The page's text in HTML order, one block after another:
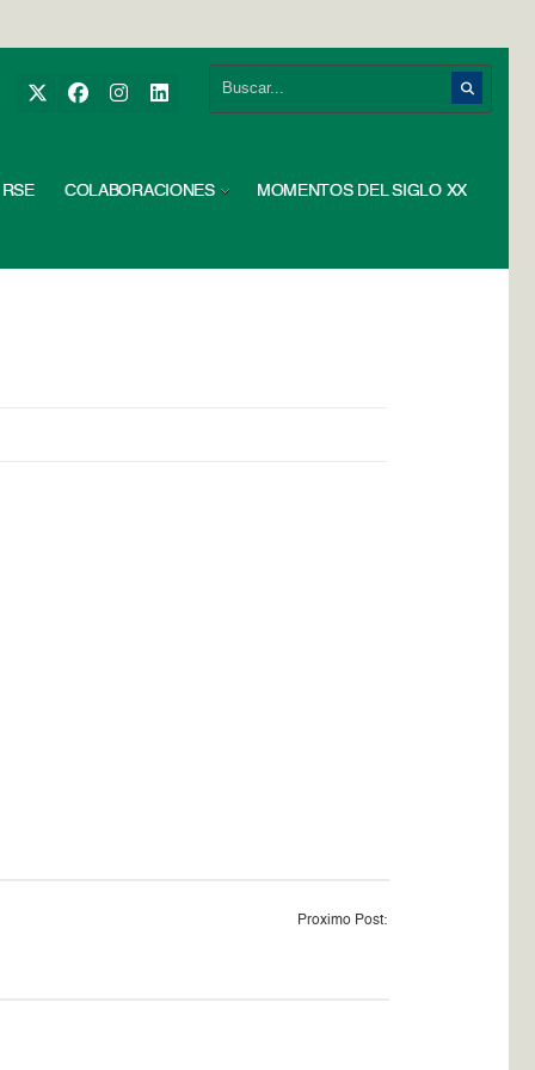
RSE COLABORACIONES MOMENTOS DEL SIGLO XX
Proximo Post: